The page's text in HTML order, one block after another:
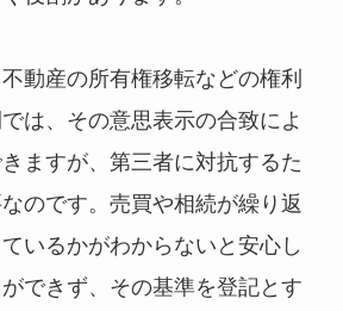
動産の所有権移転などの権利
は、その意思表示の合致によ
ますが、第三者に対抗するた
のです。売買や相続が繰り返
いるかがわからないと安心し
できず、その基準を登記とす